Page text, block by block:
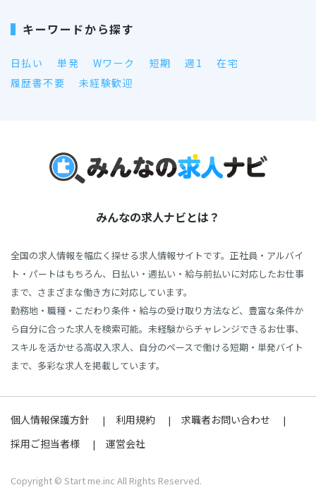
キーワードから探す
日払い 単発 Wワーク 短期 週1
在宅
履歴書不要
未経験歓迎
みんなの求人ナビとは？
全国の求人情報を幅広く探せる求人情報サイトです。正社員・アルバイ
ト・パートはもちろん、日払い・週払い・給与前払いに対応したお仕事
まで、さまざまな働き方に対応しています。
勤務地・職種・こだわり条件・給与の受け取り方法など、豊富な条件か
ら自分に合った求人を検索可能。未経験からチャレンジできるお仕事、
スキルを活かせる高収入求人、自分のペースで働ける短期・単発バイト
まで、多彩な求人を掲載しています。
個人情報保護方針 利用規約
求職者お問い合わせ
採用ご担当者様
運営会社
Copyright © Start me.inc All Rights Reserved.